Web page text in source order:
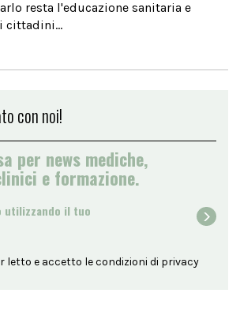
resta l'educazione sanitaria e
cittadini...
con noi!
per news mediche,
e formazione.
utilizzando il tuo
letto e accetto le condizioni di privacy